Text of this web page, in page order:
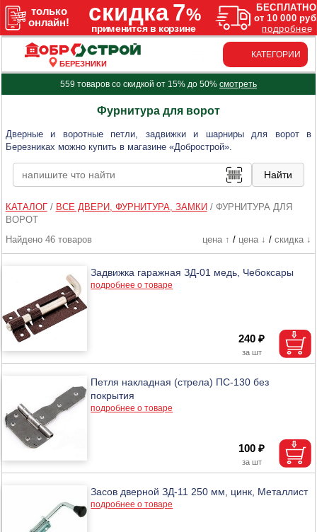
БЕРЕЗНИКИ
КАТЕГОРИИ
559 товаров со скидкой от 15% до 50% смотреть
Фурнитура для ворот
Дверные и воротные петли, задвижки и шарниры для ворот в
Березниках можно купить в магазине «Добрострой».
КАТАЛОГ/ ВСЕ ДВЕРИ, ФУРНИТУРА, ЗАМКИ / ФУРНИТУРА ДЛЯ
ВОРОТ
Найдено 46 товаров
цена ↑ / цена ↓ / скидка ↓
Задвижка гаражная ЗД-01 медь, Чебоксары
подробнее о товаре
240 ₽
Петля накладная (стрела) ПС-130 без
покрытия
подробнее о товаре
100 ₽
Засов дверной ЗД-11 250 мм, цинк, Металлист
подробнее о товаре